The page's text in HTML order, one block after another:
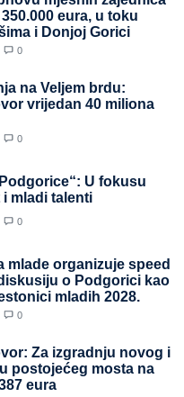
0
eura, u toku
i Donjoj Gorici
0
na Veljem brdu:
vrijedan 40 miliona
0
U fokusu
mladi talenti
0
mlade organizuje speed
o Podgorici kao
mladih 2028.
Za izgradnju novog i
postojećeg mosta na
eura